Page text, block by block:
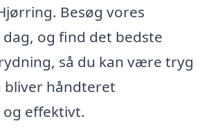
Besøg vores
og find det bedste
så du kan være tryg
bliver håndteret
effektivt.